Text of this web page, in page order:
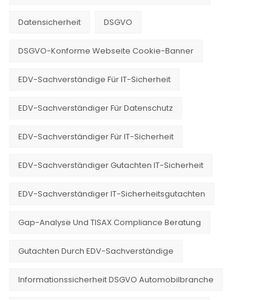
Datensicherheit DSGVO
DSGVO-Konforme Webseite Cookie-Banner
EDV-Sachverständige Für IT-Sicherheit
EDV-Sachverständiger Für Datenschutz
EDV-Sachverständiger Für IT-Sicherheit
EDV-Sachverständiger Gutachten IT-Sicherheit
EDV-Sachverständiger IT-Sicherheitsgutachten
Gap-Analyse Und TISAX Compliance Beratung
Gutachten Durch EDV-Sachverständige
Informationssicherheit DSGVO Automobilbranche